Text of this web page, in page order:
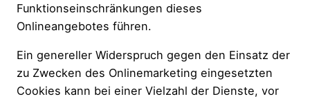
Funktionseinschränkungen dieses
Onlineangebotes führen.
Ein genereller Widerspruch gegen den Einsatz der
zu Zwecken des Onlinemarketing eingesetzten
Cookies kann bei einer Vielzahl der Dienste, vor